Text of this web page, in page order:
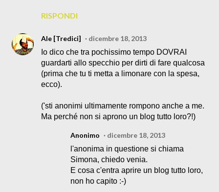
RISPONDI
Ale [Tredici]
dicembre 18, 2013
Io dico che tra pochissimo tempo DOVRAI
guardarti allo specchio per dirti di fare qualcosa
(prima che tu ti metta a limonare con la spesa,
ecco).
('sti anonimi ultimamente rompono anche a me.
Ma perché non si aprono un blog tutto loro?!)
Anonimo
dicembre 18, 2013
l'anonima in questione si chiama
Simona, chiedo venia.
E cosa c'entra aprire un blog tutto loro,
non ho capito :-)